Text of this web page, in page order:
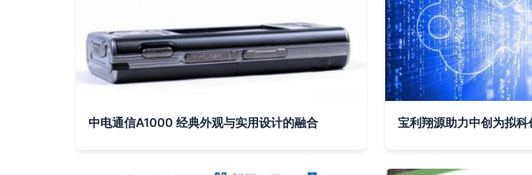
中电通信A1000 经典外观与实用设计的融合